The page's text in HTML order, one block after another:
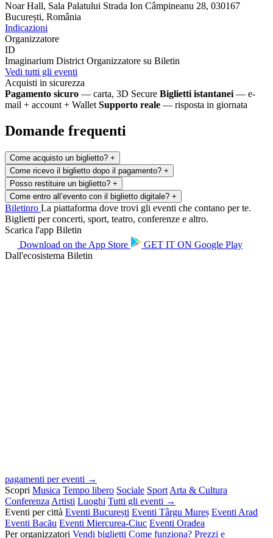
Noar Hall, Sala Palatului Strada Ion Câmpineanu 28, 030167
București, România
Indicazioni
Organizzatore
ID
Imaginarium District Organizzatore su Biletin
Vedi tutti gli eventi
Acquisti in sicurezza
Pagamento sicuro — carta, 3D Secure Biglietti istantanei — e-
mail + account + Wallet Supporto reale — risposta in giornata
Domande frequenti
Come acquisto un biglietto? +
Come ricevo il biglietto dopo il pagamento? +
Posso restituire un biglietto? +
Come entro all’evento con il biglietto digitale? +
Biletinro La piattaforma dove trovi gli eventi che contano per te.
Biglietti per concerti, sport, teatro, conferenze e altro.
Scarica l'app Biletin
Download on the App Store GET IT ON Google Play
Dall'ecosistema Biletin
pagamenti per eventi →
Scopri Musica Tempo libero Sociale Sport Arta & Cultura
Conferenza Artisti Luoghi Tutti gli eventi →
Eventi per città Eventi București Eventi Târgu Mureș Eventi Arad
Eventi Bacău Eventi Miercurea-Ciuc Eventi Oradea
Per organizzatori Vendi biglietti Come funziona? Prezzi e